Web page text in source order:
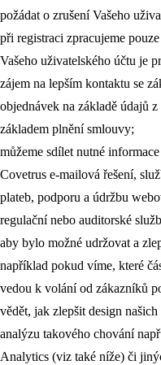
požádat o zrušení Vašeho
při registraci zpracujeme
Vašeho uživatelského účtu je
zájem na lepším kontaktu se
objednávek na základě údajů
základem plnění smlouvy;
můžeme sdílet nutné
Covetrus e-mailová řešení,
plateb, podporu a údržbu
regulační nebo auditorské
aby bylo možné udržovat a
například pokud víme, které
vedou k volání od zákazníků
vědět, jak zlepšit design
analýzu takového chování
Analytics (viz také níže) či